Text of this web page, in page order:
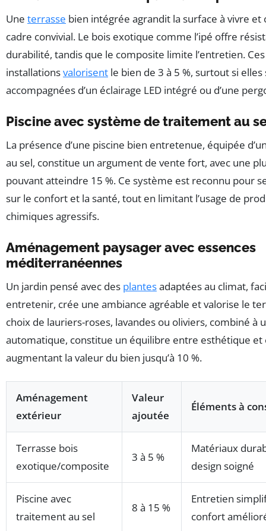
Une terrasse bien intégrée agrandit la surface à vivre et
cadre convivial. Le bois exotique comme l’ipé offre
durabilité, tandis que le composite limite l’entretien. Ces
installationsvalorisent le bien de 3 à 5 %, surtout si elles
accompagnées d’un éclairage LED intégré ou d’une
Piscine avec système de traitement au
La présence d’une piscine bien entretenue, équipée
au sel, constitue un argument de vente fort, avec une
pouvant atteindre 15 %. Ce système est reconnu pour
sur le confort et la santé, tout en limitant l’usage de
chimiques agressifs.
Aménagement paysager avec essences
méditerranéennes
Un jardin pensé avec des plantesadaptées au climat,
entretenir, crée une ambiance agréable et valorise le
choix de lauriers-roses, lavandes ou oliviers, combiné à
automatique, constitue un équilibre entre esthétique et
augmentant la valeur du bien jusqu’à 10 %.
Aménagement
extérieur
Valeur
ajoutée
Éléments à
Terrasse bois
exotique/composite
3 à 5 %
Matériaux
design soigné
Piscine avec
traitement au sel
8 à 15 %
Entretien
confort